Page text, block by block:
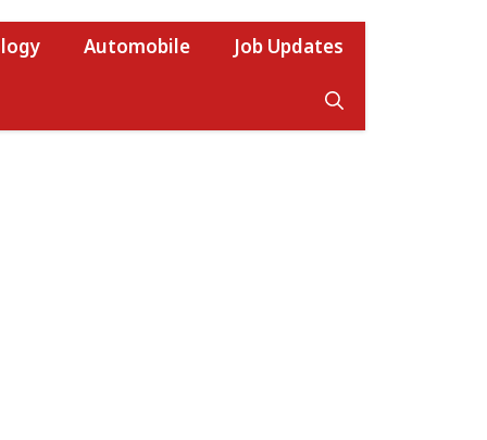
Automobile Job Updates